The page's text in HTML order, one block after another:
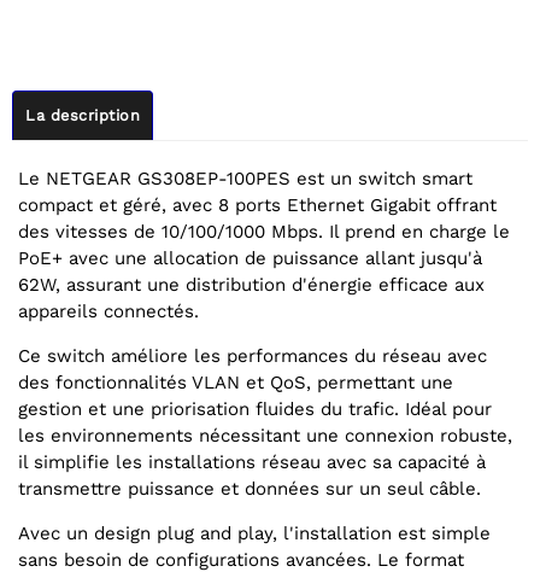
La description
Le NETGEAR GS308EP-100PES est un switch smart
compact et géré, avec 8 ports Ethernet Gigabit offrant
des vitesses de 10/100/1000 Mbps. Il prend en charge le
PoE+ avec une allocation de puissance allant jusqu'à
62W, assurant une distribution d'énergie efficace aux
appareils connectés.
Ce switch améliore les performances du réseau avec
des fonctionnalités VLAN et QoS, permettant une
gestion et une priorisation fluides du trafic. Idéal pour
les environnements nécessitant une connexion robuste,
il simplifie les installations réseau avec sa capacité à
transmettre puissance et données sur un seul câble.
Avec un design plug and play, l'installation est simple
sans besoin de configurations avancées. Le format